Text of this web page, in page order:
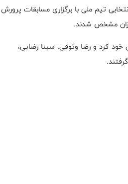
تیم ملی با برگزاری مسابقات پرورش
از آن خود کرد و رضا وثوقی، سینا رضایی،